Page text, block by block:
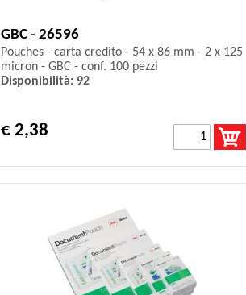
GBC - 26596
Pouches - carta credito - 54 x 86 mm - 2 x 125
micron - GBC - conf. 100 pezzi
Disponibilità: 92
€ 2,38